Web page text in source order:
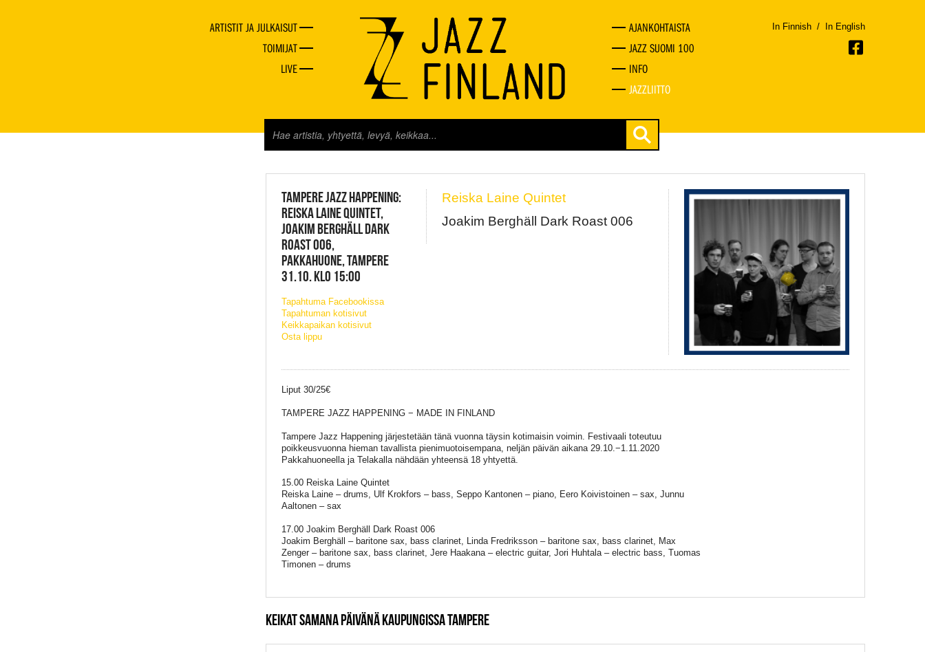
ARTISTIT JA JULKAISUT
TOIMIJAT
LIVE
AJANKOHTAISTA
JAZZ SUOMI 100
INFO
JAZZLIITTO
In Finnish / In English
JAZZ FINLAND LIVE
TAMPERE JAZZ HAPPENING:
REISKA LAINE QUINTET,
JOAKIM BERGHÄLL DARK
ROAST 006,
PAKKAHUONE, TAMPERE
31.10. KLO 15:00
Tapahtuma Facebookissa
Tapahtuman kotisivut
Keikkapaikan kotisivut
Osta lippu
Reiska Laine Quintet
Joakim Berghäll Dark Roast 006
Liput 30/25€
TAMPERE JAZZ HAPPENING − MADE IN FINLAND
Tampere Jazz Happening järjestetään tänä vuonna täysin kotimaisin voimin. Festivaali toteutuu
poikkeusvuonna hieman tavallista pienimuotoisempana, neljän päivän aikana 29.10.−1.11.2020
Pakkahuoneella ja Telakalla nähdään yhteensä 18 yhtyettä.
15.00 Reiska Laine Quintet
Reiska Laine – drums, Ulf Krokfors – bass, Seppo Kantonen – piano, Eero Koivistoinen – sax, Junnu
Aaltonen – sax
17.00 Joakim Berghäll Dark Roast 006
Joakim Berghäll – baritone sax, bass clarinet, Linda Fredriksson – baritone sax, bass clarinet, Max
Zenger – baritone sax, bass clarinet, Jere Haakana – electric guitar, Jori Huhtala – electric bass, Tuomas
Timonen – drums
KEIKAT SAMANA PÄIVÄNÄ KAUPUNGISSA TAMPERE